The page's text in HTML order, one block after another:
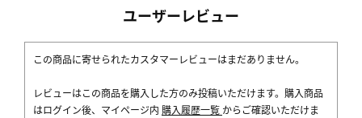
ユーザーレビュー
この商品に寄せられたカスタマーレビューはまだありません。
レビューはこの商品を購入した方のみ投稿いただけます。購入商品
はログイン後、マイページ内 購入履歴一覧 からご確認いただけま